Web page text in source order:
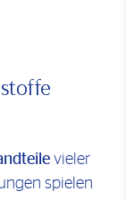
vieler
spielen